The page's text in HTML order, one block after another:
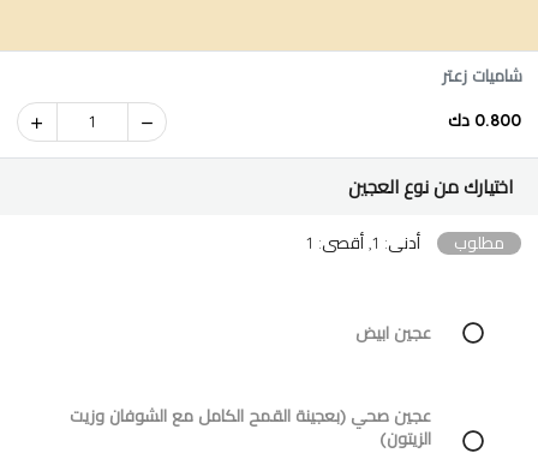
شاميات زعتر
0.800 دك 1
اختيارك من نوع العجين
مطلوب أدنى: 1, أقصى: 1
عجين ابيض
عجين صحي (بعجينة القمح الكامل مع الشوفان وزيت
الزيتون)